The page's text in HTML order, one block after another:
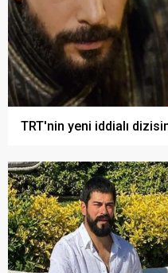
TRT'nin yeni iddialı